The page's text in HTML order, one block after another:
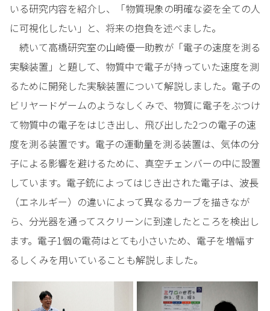
いる研究内容を紹介し、「物質現象の明確な姿を全ての人
に可視化したい」と、将来の抱負を述べました。
続いて高橋研究室の山崎優一助教が「電子の速度を測る
実験装置」と題して、物質中で電子が持っていた速度を測
るために開発した実験装置について解説しました。電子の
ビリヤードゲームのようなしくみで、物質に電子をぶつけ
て物質中の電子をはじき出し、飛び出した2つの電子の速
度を測る装置です。電子の運動量を測る装置は、気体の分
子による影響を避けるために、真空チェンバーの中に設置
しています。電子銃によってはじき出された電子は、波長
（エネルギー）の違いによって異なるカーブを描きなが
ら、分光器を通ってスクリーンに到達したところを検出し
ます。電子1個の電荷はとても小さいため、電子を増幅す
るしくみを用いていることも解説しました。